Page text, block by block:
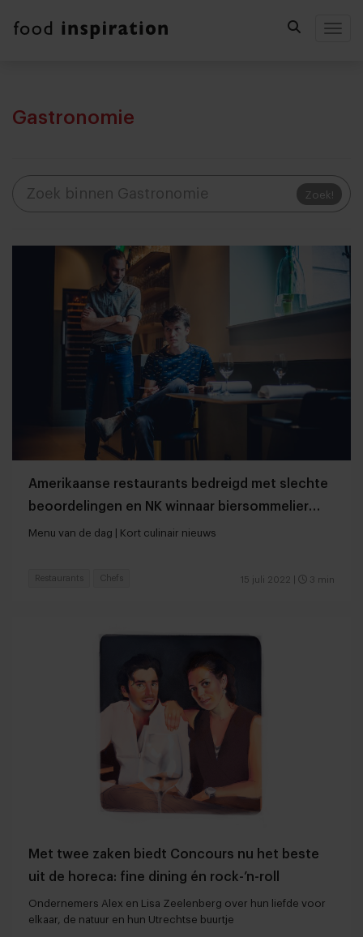
Gastronomie
Zoek!
Amerikaanse restaurants bedreigd met slechte
beoordelingen en NK winnaar biersommelier
bekend
Menu van de dag | Kort culinair nieuws
15 juli 2022 3 min
Restaurants Chefs
Met twee zaken biedt Concours nu het beste
uit de horeca: fine dining én rock-’n-roll
Ondernemers Alex en Lisa Zeelenberg over hun liefde voor
elkaar, de natuur en hun Utrechtse buurtje